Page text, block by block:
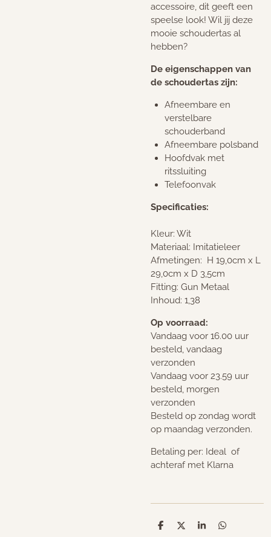
accessoire, dit geeft een
speelse look! Wil jij deze
mooie schoudertas al
hebben?
De eigenschappen van
de schoudertas zijn:
Afneembare en
verstelbare
schouderband
Afneembare polsband
Hoofdvak met
ritssluiting
Telefoonvak
Specificaties:
Kleur: Wit
Materiaal: Imitatieleer
Afmetingen: H 19,0cm x L
29,0cm x D 3,5cm
Fitting: Gun Metaal
Inhoud: 1,38
Op voorraad:
Vandaag voor 16.00 uur
besteld, vandaag
verzonden
Vandaag voor 23.59 uur
besteld, morgen
verzonden
Besteld op zondag wordt
op maandag verzonden.
Betaling per: Ideal of
achteraf met Klarna
D
D
S
D